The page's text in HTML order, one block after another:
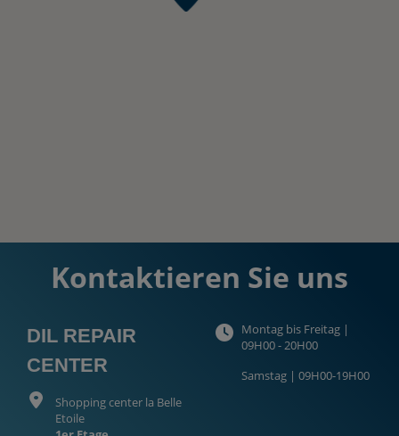
Kontaktieren Sie uns
DIL REPAIR
CENTER
Shopping center la Belle
Etoile
Montag bis Freitag |
09H00 - 20H00
Samstag | 09H00-19H00